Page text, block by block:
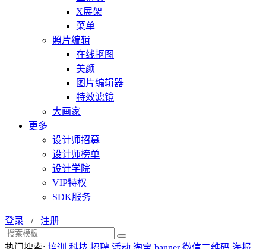
X展架
菜单
照片编辑
在线抠图
美颜
图片编辑器
特效滤镜
大画家
更多
设计师招募
设计师榜单
设计学院
VIP特权
SDK服务
登录 / 注册